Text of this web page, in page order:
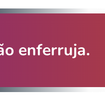
enferruja.